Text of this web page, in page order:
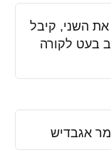
השני, קיבל
בעט לקורה
אגבדיש